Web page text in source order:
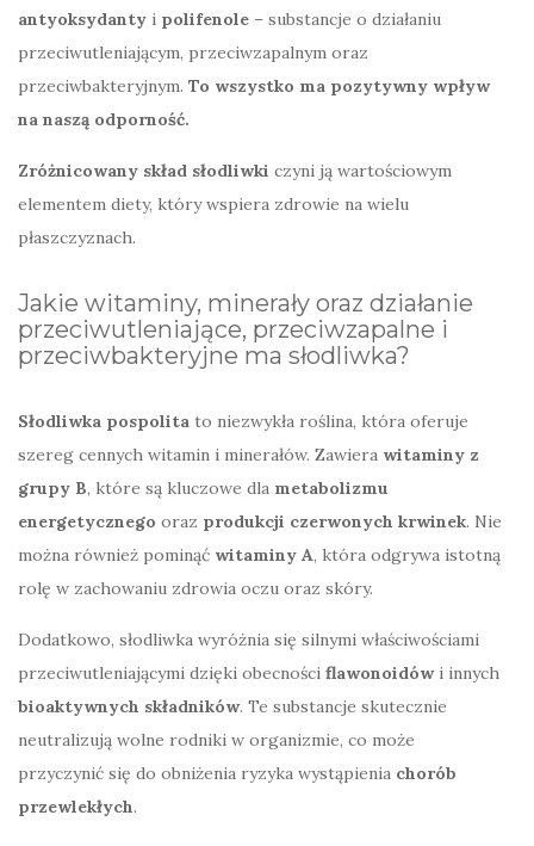
antyoksydanty i polifenole – substancje o działaniu
przeciwutleniającym, przeciwzapalnym oraz
przeciwbakteryjnym. To wszystko ma pozytywny wpływ
na naszą odporność.
Zróżnicowany skład słodliwki czyni ją wartościowym
elementem diety, który wspiera zdrowie na wielu
płaszczyznach.
Jakie witaminy, minerały oraz działanie
przeciwutleniające, przeciwzapalne i
przeciwbakteryjne ma słodliwka?
Słodliwka pospolita to niezwykła roślina, która oferuje
szereg cennych witamin i minerałów. Zawiera witaminy z
grupy B, które są kluczowe dla metabolizmu
energetycznego oraz produkcji czerwonych krwinek. Nie
można również pominąć witaminy A, która odgrywa istotną
rolę w zachowaniu zdrowia oczu oraz skóry.
Dodatkowo, słodliwka wyróżnia się silnymi właściwościami
przeciwutleniającymi dzięki obecności flawonoidów i innych
bioaktywnych składników. Te substancje skutecznie
neutralizują wolne rodniki w organizmie, co może
przyczynić się do obniżenia ryzyka wystąpienia chorób
przewlekłych.